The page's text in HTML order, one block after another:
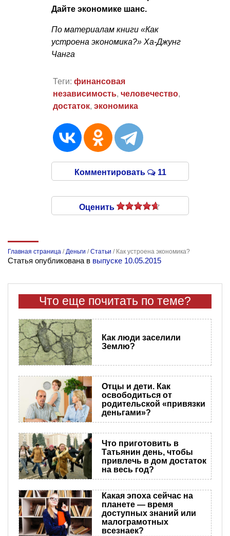
Дайте экономике шанс.
По материалам книги «Как
устроена экономика?» Ха-Джунг
Чанга
Теги: финансовая
независимость, человечество,
достаток, экономика
Комментировать 11
Оценить
Главная страница /Деньги /Статьи / Как устроена экономика?
Статья опубликована в выпуске 10.05.2015
Что еще почитать по теме?
Как люди заселили
Землю?
Отцы и дети. Как
освободиться от
родительской «привязки
деньгами»?
Что приготовить в
Татьянин день, чтобы
привлечь в дом достаток
на весь год?
Какая эпоха сейчас на
планете — время
доступных знаний или
малограмотных
всезнаек?